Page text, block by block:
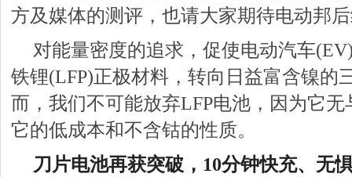
方及媒体的测评，也请大家期待电动邦
对能量密度的追求，促使电动汽车
铁锂(LFP)正极材料，转向日益富含镍的
而，我们不可能放弃LFP电池，因为它
它的低成本和不含钴的性质。
刀片电池再获突破，10分钟快充、无